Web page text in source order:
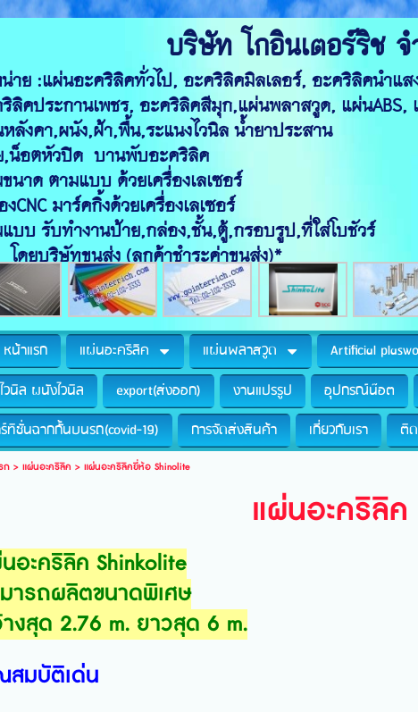
ริษัท โกอินเตอร์
น่าย :แผ่นอะคริลิคทั่วไป, อะคริลิคมิล
ริลิคประกานเพชร, อะคริลิคสีมุก,
นหลังคา,ผนัง,ฝ้า,พื้น,ระแ
ย,น็อตหัวปิด บานพั
มขนาด ตามแบบ ด้วย
รื่องCNC มาร์คกิ้งด้ว
แบบ รับทำงานป้าย,กล่อง,ชั้น,ตู้,
โดยบริษัทขนส่ง (ลูกค้าชำระค่าขนส่ง)*
หน้าแรก แผ่นอะคริลิค แผ่นพลาสวูด Artificial
วนิล ผนังไวนิล
export(ส่งออก) งานแปรรูป อุปกรณ์น๊อต
ทิชั่นฉากกั้นบนรถ(covid-19)
การจัดส่งสินค้า เกี่ยวกับเรา ติ
ก> แผ่นอะคริลิค > แผ่นอะคริลิคยี่ห้อ Shinolite
แผ่นอะคริลิค
อะคริลิค Shinkolite
ารถผลิตขนาดพิเศษ
งสุด 2.76 m. ยาวสุด 6 m.
มบัติเด่น